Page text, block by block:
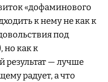
«дофаминового
к нему не как к
под
но как к
— лучше
радует, а что